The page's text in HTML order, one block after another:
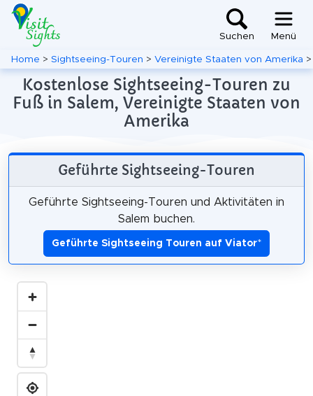
Suchen Menü
Home > Sightseeing-Touren > Vereinigte Staaten von Amerika
Kostenlose Sightseeing-Touren zu
Fuß in Salem, Vereinigte Staaten von
Amerika
Geführte Sightseeing-Touren
Geführte Sightseeing-Touren und Aktivitäten in
Salem buchen.
Geführte Sightseeing Touren auf Viator*